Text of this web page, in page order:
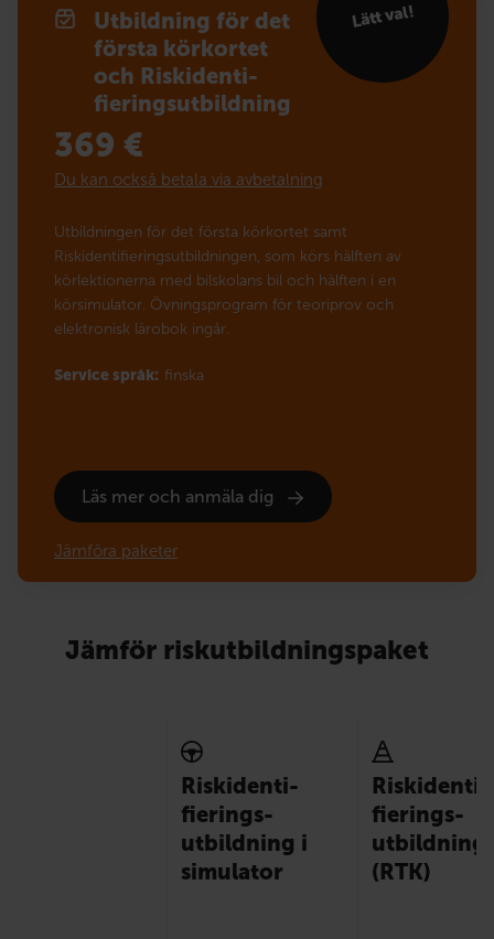
Utbildning för det
första körkortet
och Risk­identi­
fierings­utbildning
Lätt val!
369 €
Du kan också betala via avbetalning
Utbildningen för det första körkortet samt
Riskidentifieringsutbildningen, som körs hälften av
körlektionerna med bilskolans bil och hälften i en
körsimulator. Övningsprogram för teoriprov och
elektronisk lärobok ingår.
Service språk: finska
Läs mer och anmäla dig
Jämföra paketer
Jämför riskutbildningspaket
Risk­identi­
fierings­
utbildning i
simulator
Risk­identi­
fierings­
utbildning
(RTK)